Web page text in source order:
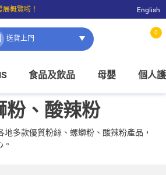
概覽啦！
滿$100即可免費店取。
English
送貨上門
0
食品及飲品 母嬰 個人
粉、酸辣粉
地多款優質粉絲、螺螄粉、酸辣粉產品，